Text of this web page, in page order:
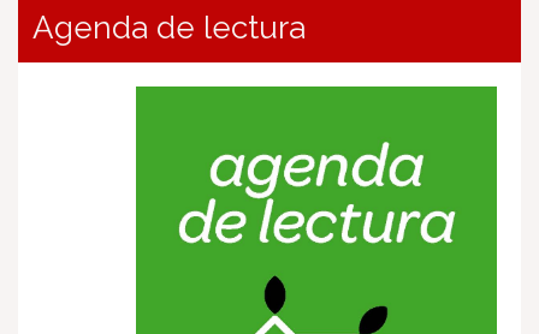
Agenda de lectura